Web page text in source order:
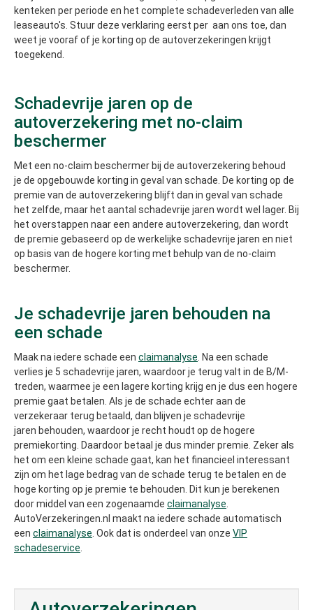
kenteken per periode en het complete schadeverleden van alle
leaseauto's. Stuur deze verklaring eerst per aan ons toe, dan
weet je vooraf of je korting op de autoverzekeringen krijgt
toegekend.
Schadevrije jaren op de
autoverzekering met no-claim
beschermer
Met een no-claim beschermer bij de autoverzekering behoud
je de opgebouwde korting in geval van schade. De korting op de
premie van de autoverzekering blijft dan in geval van schade
het zelfde, maar het aantal schadevrije jaren wordt wel lager. Bij
het overstappen naar een andere autoverzekering, dan wordt
de premie gebaseerd op de werkelijke schadevrije jaren en niet
op basis van de hogere korting met behulp van de no-claim
beschermer.
Je schadevrije jaren behouden na
een schade
Maak na iedere schade een claimanalyse . Na een schade
verlies je 5 schadevrije jaren, waardoor je terug valt in de B/M-
treden, waarmee je een lagere korting krijg en je dus een hogere
premie gaat betalen. Als je de schade echter aan de
verzekeraar terug betaald, dan blijven je schadevrije
jaren behouden, waardoor je recht houdt op de hogere
premiekorting. Daardoor betaal je dus minder premie. Zeker als
het om een kleine schade gaat, kan het financieel interessant
zijn om het lage bedrag van de schade terug te betalen en de
hoge korting op je premie te behouden. Dit kun je berekenen
door middel van een zogenaamde claimanalyse
AutoVerzekeringen.nl maakt na iedere schade automatisch
een claimanalyse . Ook dat is onderdeel van onze VIP
schadeservice